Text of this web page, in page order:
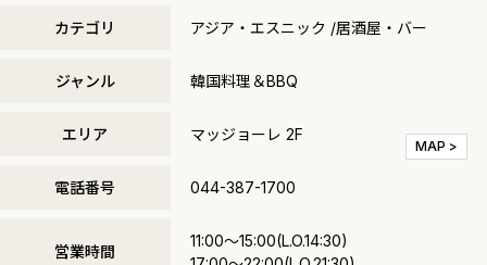
カテゴリ アジア・エスニック /居酒屋・バー
ジャンル 韓国料理＆BBQ
エリア マッジョーレ 2F
MAP >
電話番号 044-387-1700
営業時間
11:00～15:00(L.O.14:30)